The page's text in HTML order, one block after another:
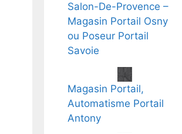
Salon-De-Provence –
Magasin Portail Osny
ou Poseur Portail
Savoie
Magasin Portail,
Automatisme Portail
Antony